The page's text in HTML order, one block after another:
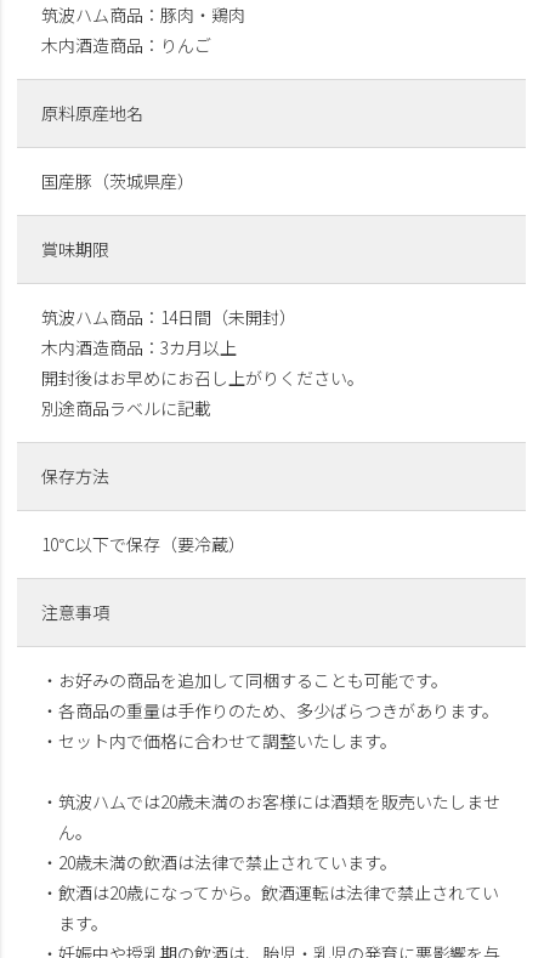
筑波ハム商品：豚肉・鶏肉
木内酒造商品：りんご
原料原産地名
国産豚（茨城県産）
賞味期限
筑波ハム商品：14日間（未開封）
木内酒造商品：3カ月以上
開封後はお早めにお召し上がりください。
別途商品ラベルに記載
保存方法
10℃以下で保存（要冷蔵）
注意事項
・お好みの商品を追加して同梱することも可能です。
・各商品の重量は手作りのため、多少ばらつきがあります。
・セット内で価格に合わせて調整いたします。
・筑波ハムでは20歳未満のお客様には酒類を販売いたしませ
ん。
・20歳未満の飲酒は法律で禁止されています。
・飲酒は20歳になってから。飲酒運転は法律で禁止されてい
ます。
・妊娠中や授乳期の飲酒は、胎児・乳児の発育に悪影響を与